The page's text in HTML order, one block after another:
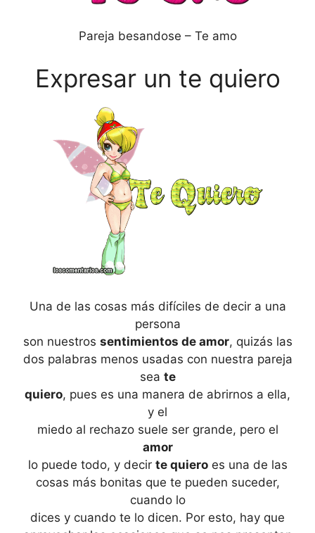
Pareja besandose – Te amo
Expresar un te quiero
Una de las cosas más difíciles de decir a una
persona
son nuestros sentimientos de amor, quizás las
dos palabras menos usadas con nuestra pareja
sea te
quiero, pues es una manera de abrirnos a ella,
y el
miedo al rechazo suele ser grande, pero el
amor
lo puede todo, y decir te quieroes una de las
cosas más bonitas que te pueden suceder,
cuando lo
dices y cuando te lo dicen. Por esto, hay que